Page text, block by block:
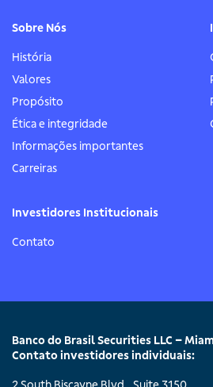
Sobre Nós
História
Valores
Propósito
Ética e integridade
Informações importantes
Carreiras
Investidores Institucionais
Contato
Banco do Brasil Securities LLC –
Contato investidores individuais: